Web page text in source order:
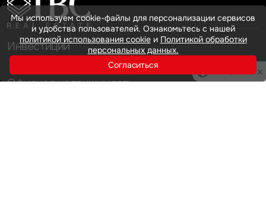
Инвестиции
Офисная недвижимость
Мы используем cookie-файлы для персонализации сервисов
и удобства пользователей. Ознакомьтесь с нашей
политикой использования cookieи Политикой обработки
персональных данных.
Согласиться